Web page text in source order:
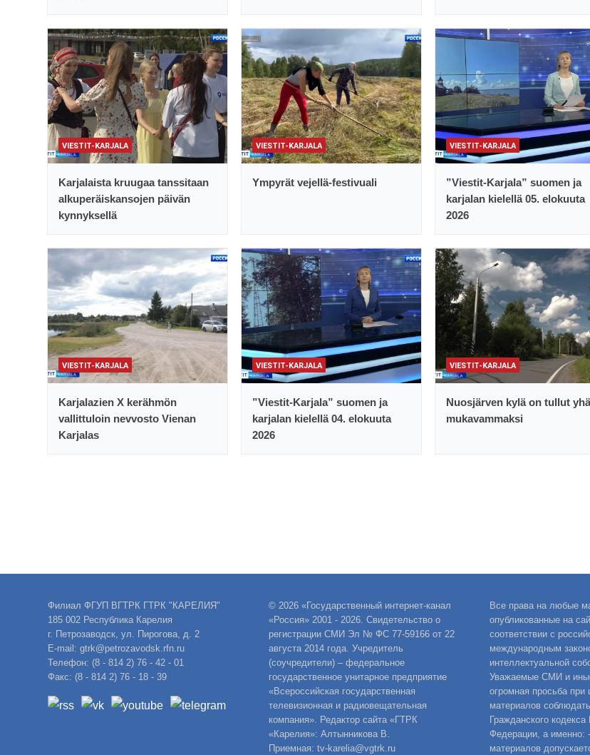
VIESTIT-KARJALA
Karjalaista kruugaa tanssitaan
alkuperäiskansojen päivän
kynnyksellä
VIESTIT-KARJALA
Ympyrät vejellä-festivuali
VIESTIT-KARJALA
”Viestit-Karjala” suomen ja
karjalan kielellä 05. elokuuta
2026
VIESTIT-KARJALA
Karjalazien X kerähmön
vallittuloin nevvosto Vienan
Karjalas
VIESTIT-KARJALA
”Viestit-Karjala” suomen ja
karjalan kielellä 04. elokuuta
2026
VIESTIT-KARJALA
Nuosjärven kylä on tullut
mukavammaksi
Филиал ФГУП ВГТРК ГТРК "КАРЕЛИЯ"
185 002 Республика Карелия
г. Петрозаводск, ул. Пирогова, д. 2
E-mail: gtrk@petrozavodsk.rfn.ru
Телефон: (8 - 814 2) 76 - 42 - 01
Факс: (8 - 814 2) 76 - 18 - 39
© 2026 «Государственный интернет-канал
«Россия» 2001 - 2026. Свидетельство о
регистрации СМИ Эл № ФС 77-59166 от 22
августа 2014 года. Учредитель
(соучредители) – федеральное
государственное унитарное предприятие
«Всероссийская государственная
телевизионная и радиовещательная
компания». Редактор сайта «ГТРК
«Карелия»: Алтынникова В.
Приемная: tv-karelia@vgtrk.ru
Все права на любые
опубликованные на
соответствии с
международным
интеллектуальной
Уважаемые СМИ и
огромная просьба при
материалов
Гражданского кодекса
Федерации, а именно:
материалов